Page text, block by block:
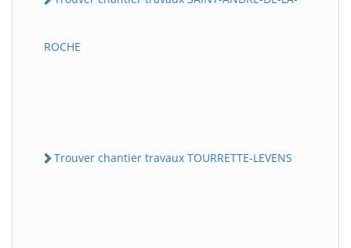
ROCHE
Trouver chantier travaux TOURRETTE-LEVENS